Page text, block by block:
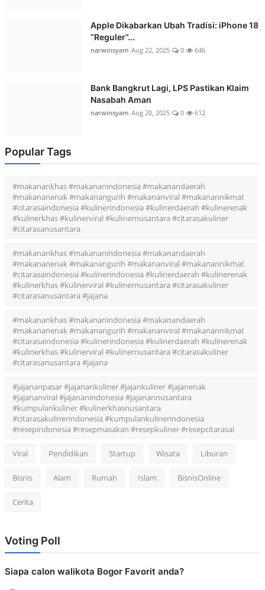
Apple Dikabarkan Ubah Tradisi: iPhone 18
“Reguler”...
narwinsyam Aug 22, 2025 0 646
Bank Bangkrut Lagi, LPS Pastikan Klaim
Nasabah Aman
narwinsyam Aug 20, 2025 0 612
Popular Tags
#makanankhas #makananindonesia #makanandaerah
#makananenak #makanangurih #makananviral #makanannikmat
#citarasaindonesia #kulinerindonesia #kulinerdaerah #kulinerenak
#kulinerkhas #kulinerviral #kulinernusantara #citarasakuliner
#citarasanusantara
#makanankhas #makananindonesia #makanandaerah
#makananenak #makanangurih #makananviral #makanannikmat
#citarasaindonesia #kulinerindonesia #kulinerdaerah #kulinerenak
#kulinerkhas #kulinerviral #kulinernusantara #citarasakuliner
#citarasanusantara #jajana
#makanankhas #makananindonesia #makanandaerah
#makananenak #makanangurih #makananviral #makanannikmat
#citarasaindonesia #kulinerindonesia #kulinerdaerah #kulinerenak
#kulinerkhas #kulinerviral #kulinernusantara #citarasakuliner
#citarasanusantara #jajana
#jajananpasar #jajanankuliner #jajankuliner #jajanenak
#jajananviral #jajananindonesia #jajanannusantara
#kumpulankuliner #kulinerkhasnusantara
#citarasakulinerindonesia #kumpulankulinerindonesia
#resepindonesia #resepmasakan #resepkuliner #resepcitarasai
Viral Pendidikan Startup Wisata Liburan
Bisnis Alam Rumah Islam BisnisOnline
Cerita
Voting Poll
Siapa calon walikota Bogor Favorit anda?